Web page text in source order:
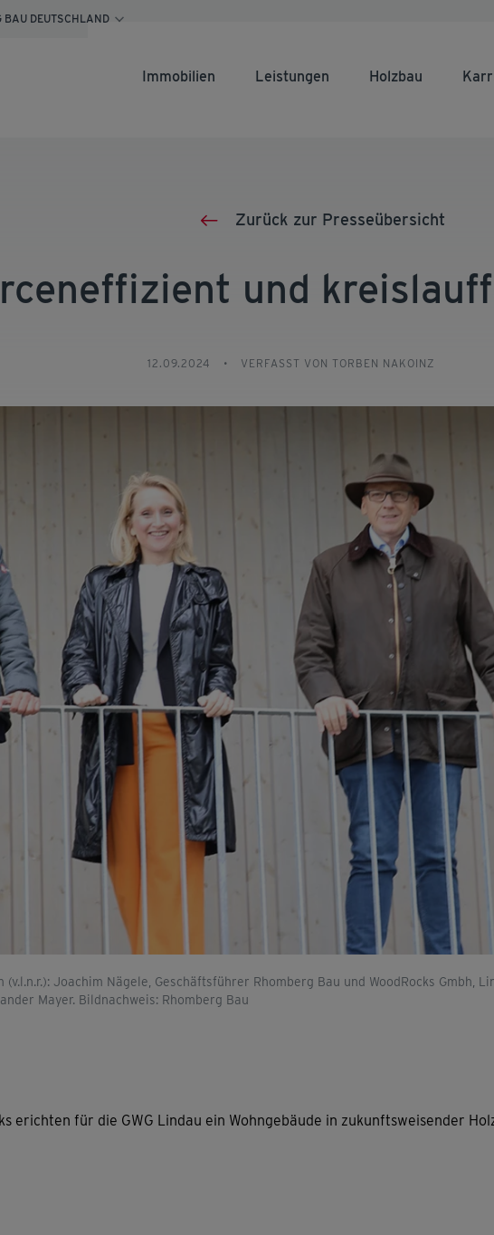
BAU DEUTSCHLAND
Immobilien Leistungen Holzbau
Zurück zur Presseübersicht
und
12.09.2024 • VERFASST VON TORBEN NAKOINZ
Joachim Nägele, Geschäftsführer Rhomberg Bau und WoodRocks Gmbh,
Mayer. Bildnachweis: Rhomberg Bau
erichten für die GWG Lindau ein Wohngebäude in zukunftsweisender